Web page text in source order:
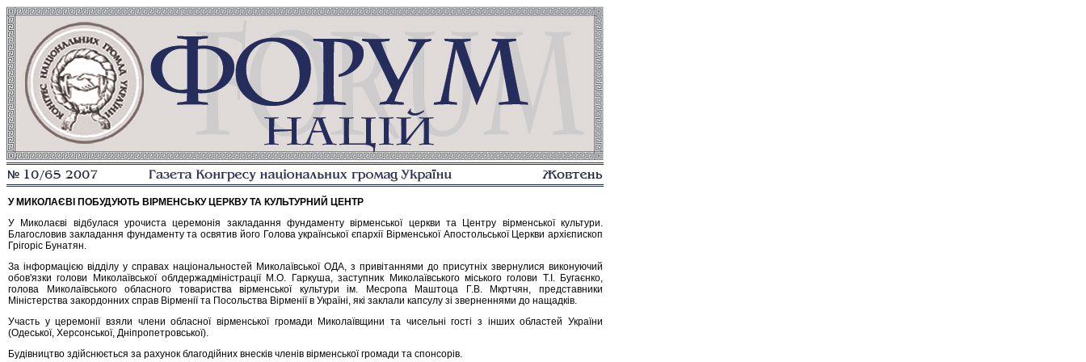
У МИКОЛАЄВІ ПОБУДУЮТЬ ВІРМЕНСЬКУ ЦЕРКВУ ТА КУЛЬТУРНИЙ ЦЕНТР
У Миколаєві відбулася урочиста церемонія закладання фундаменту вірменської церкви та Центру вірменської культури.
Благословив закладання фундаменту та освятив його Голова української єпархії Вірменської Апостольської Церкви архієпископ
Грігоріс Бунатян.
За інформацією відділу у справах національностей Миколаївської ОДА, з привітаннями до присутніх звернулися виконуючий
обов'язки голови Миколаївської облдержадміністрації М.О. Гаркуша, заступник Миколаївського міського голови Т.І. Бугаєнко,
голова Миколаївського обласного товариства вірменської культури ім. Месропа Маштоца Г.В. Мкртчян, представники
Міністерства закордонних справ Вірменії та Посольства Вірменії в Україні, які заклали капсулу зі зверненнями до нащадків.
Участь у церемонії взяли члени обласної вірменської громади Миколаївщини та чисельні гості з інших областей України
(Одеської, Херсонської, Дніпропетровської).
Будівництво здійснюється за рахунок благодійних внесків членів вірменської громади та спонсорів.